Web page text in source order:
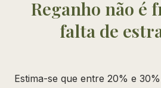
Reganho não é
falta de
Estima-se que entre 20% e